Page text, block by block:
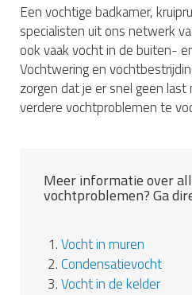
Een vochtige badkamer,
specialisten uit ons netwerk
ook vaak vocht in de buiten-
Vochtwering en
zorgen dat je er snel geen
verdere vochtproblemen te
Meer informatie over
vochtproblemen? Ga
1.Vocht in muren
2.Condensatievocht
3.Vocht in de kelder